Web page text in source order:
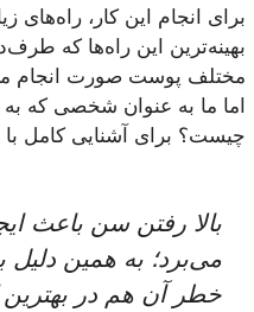
برای انجام این کار، راه‌های
بهینه‌ترین این راه‌ها که
مختلف پوست صورت انجام
اما ما به عنوان شخصی که به
چیست؟ برای آشنایی کامل با
بالا رفتن سن باعث
می‌برد؛ به همین
خطر آن هم در